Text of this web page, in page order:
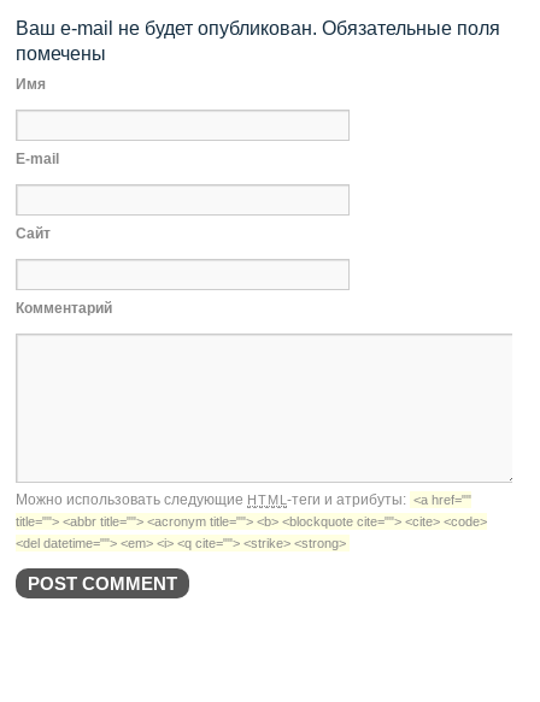
Ваш e-mail не будет опубликован. Обязательные поля
помечены
Имя
E-mail
Сайт
Комментарий
Можно использовать следующие HTML-теги и атрибуты: <a href=""
title=""> <abbr title=""> <acronym title=""> <b> <blockquote cite=""> <cite> <code>
<del datetime=""> <em> <i> <q cite=""> <strike> <strong>